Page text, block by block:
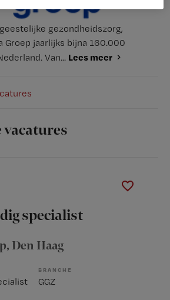
gezondheidszorg,
Groep jaarlijks bijna 160.000
Van... Lees meer
vacatures
specialist
, Den Haag
BRANCHE
GGZ